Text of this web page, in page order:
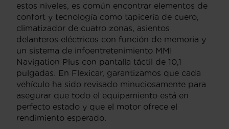
estos niveles, es común encontrar elementos de
confort y tecnología como tapicería de cuero,
climatizador de cuatro zonas, asientos
delanteros eléctricos con función de memoria y
un sistema de infoentretenimiento MMI
Navigation Plus con pantalla táctil de 10,1
pulgadas. En Flexicar, garantizamos que cada
vehículo ha sido revisado minuciosamente para
asegurar que todo el equipamiento está en
perfecto estado y que el motor ofrece el
rendimiento esperado.